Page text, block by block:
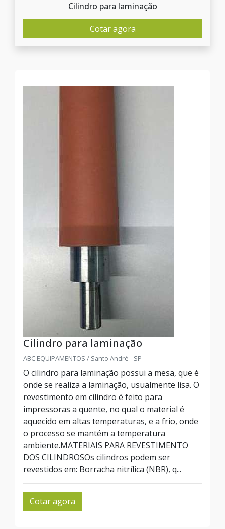
Cilindro para laminação
Cotar agora
Cilindro para laminação
ABC EQUIPAMENTOS / Santo André - SP
O cilindro para laminação possui a mesa, que é
onde se realiza a laminação, usualmente lisa. O
revestimento em cilindro é feito para
impressoras a quente, no qual o material é
aquecido em altas temperaturas, e a frio, onde
o processo se mantém a temperatura
ambiente.MATERIAIS PARA REVESTIMENTO
DOS CILINDROSOs cilindros podem ser
revestidos em: Borracha nitrílica (NBR), q...
Cotar agora